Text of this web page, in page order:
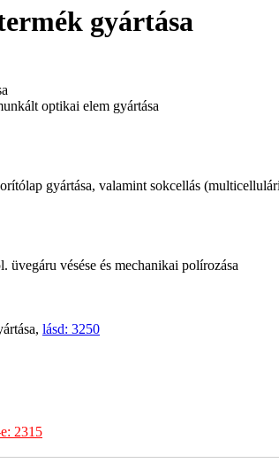
gyártása
optikai elem gyártása
gyártása, valamint sokcellás
üvegáru vésése és mechanikai polírozása
lásd: 3250
2315